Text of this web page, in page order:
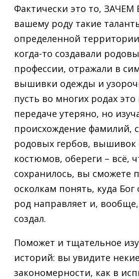
Фактически это то, ЗАЧЕМ
вашему роду такие
определенной
когда-то создавали
профессии, отражали в
вышивки одежды и
пусть во многих родах
передаче утеряно, но
происхождение фамилий,
родовых гербов, вышивок
костюмов, обереги – всё,
сохранилось, вы сможете
осколкам понять, куда Бог
род направляет и,
создал.
Поможет и тщательное
историй: вы увидите некие
закономерности, как в